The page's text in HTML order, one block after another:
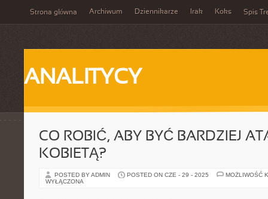
Strona główna Archiwum Dziennikarze Irak Koks Spis
ANALITYCY
CO ROBIĆ, ABY BYĆ BARDZIEJ
KOBIETĄ?
POSTED BY ADMIN POSTED ON CZE - 29 - 2025
MOŻLIWOŚĆ
WYŁĄCZONA